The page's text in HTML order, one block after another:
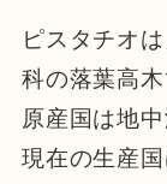
ピスタチオ
科の落葉高木
原産国は地
現在の生産